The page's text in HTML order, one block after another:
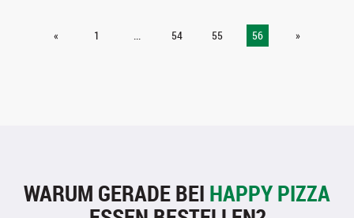
« 1 ... 54 55 56 »
WARUM GERADE BEI HAPPY PIZZA